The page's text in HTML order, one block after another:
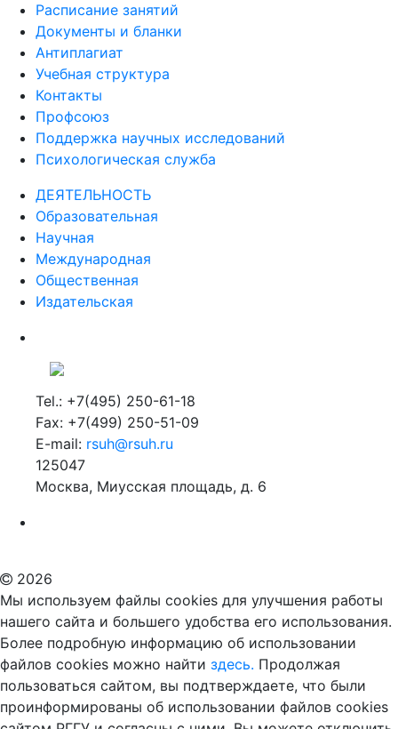
Расписание занятий
Документы и бланки
Антиплагиат
Учебная структура
Контакты
Профсоюз
Поддержка научных исследований
Психологическая служба
ДЕЯТЕЛЬНОСТЬ
Образовательная
Научная
Международная
Общественная
Издательская
Tel.: +7(495) 250-61-18
Fax: +7(499) 250-51-09
E-mail: rsuh@rsuh.ru
125047
Москва, Миусская площадь, д. 6
2026
Мы используем файлы cookies для улучшения работы
нашего сайта и большего удобства его использования.
Более подробную информацию об использовании
файлов cookies можно найти здесь. Продолжая
пользоваться сайтом, вы подтверждаете, что были
проинформированы об использовании файлов cookies